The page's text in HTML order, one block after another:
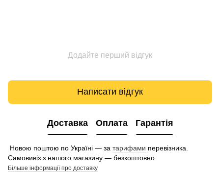
Додайте перший відгук
Написати відгук
Доставка Оплата Гарантія
Новою поштою по Україні — за тарифами перевізника.
Самовивіз з нашого магазину — безкоштовно.
Більше інформації про доставку